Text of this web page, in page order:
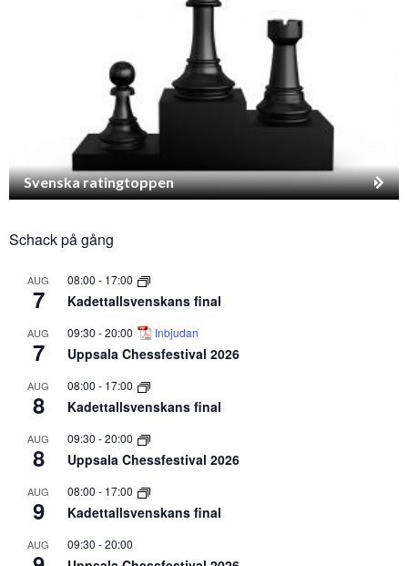
Svenska ratingtoppen
Schack på gång
AUG
7
08:00 - 17:00
Kadettallsvenskans final
AUG
7
09:30 -20:00 Inbjudan
Uppsala Chessfestival 2026
AUG
8
08:00 - 17:00
Kadettallsvenskans final
AUG
8
09:30 -20:00
Uppsala Chessfestival 2026
AUG
9
08:00 - 17:00
Kadettallsvenskans final
AUG 09:30 -20:00